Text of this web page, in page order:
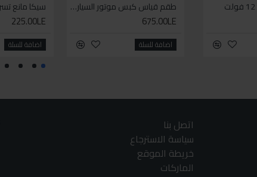
توتال مسدس رش مياه 9 أشكال
175.00LE
اضافة للسلة
225.00LE
اضافة للسلة
طقم قياس كبس موتور السياره 3 ق
675.00LE
اضافة للسلة
225.00LE
اضافة للسلة
اتصل بنا
سياسة الاسترجاع
خريطة الموقع
الماركات